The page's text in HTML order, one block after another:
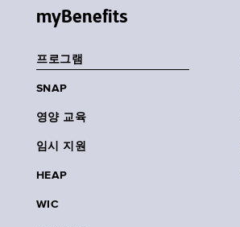
myBenefits
프로그램
SNAP
영양 교육
임시 지원
HEAP
WIC